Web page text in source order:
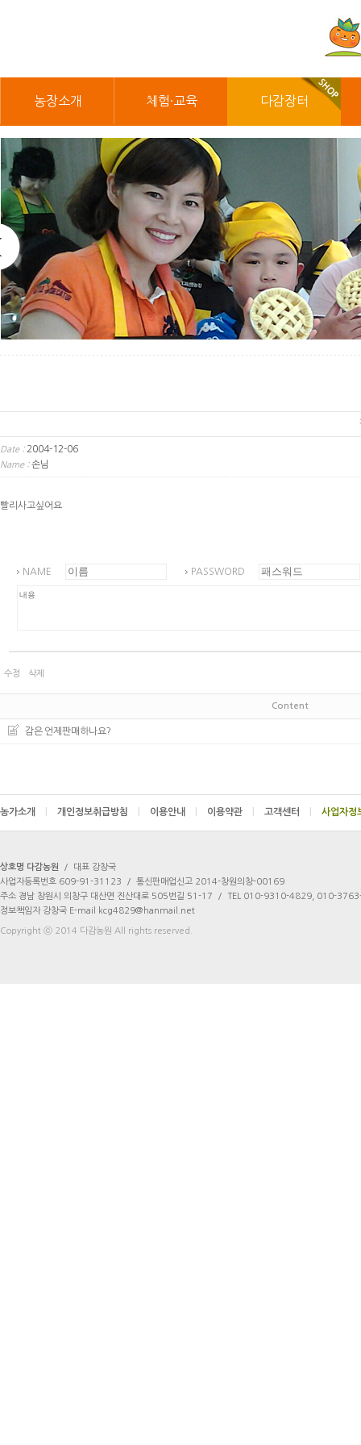
농장소개 체험·교육 다감장터
Date :2004-12-06
Name :손님
빨리사고싶어요
NAME PASSWORD
수정 삭제
Content
감은 언제판매하나요?
농가소개 개인정보취급방침 이용안내 이용약관 고객센터
상호명 다감농원 /
대표 강창국
사업자등록번호 609-91-31123
/
통신판매업신고 2014-창원의창-00169
주소 경남 창원시 의창구 대산면 진산대로 505번길 51-17
/
TEL 010-9310-4829, 010-
정보책임자 강창국 E-mail kcg4829@hanmail.net
Copyright ⓒ 2014 다감농원 All rights reserved.